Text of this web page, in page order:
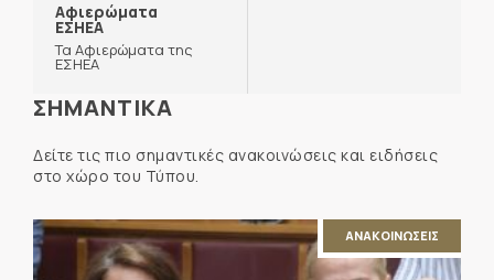
Αφιερώματα
ΕΣΗΕΑ
Τα Αφιερώματα της
ΕΣΗΕΑ
ΣΗΜΑΝΤΙΚΑ
Δείτε τις πιο σημαντικές ανακοινώσεις και ειδήσεις
στο χώρο του Τύπου.
ΑΝΑΚΟΙΝΩΣΕΙΣ